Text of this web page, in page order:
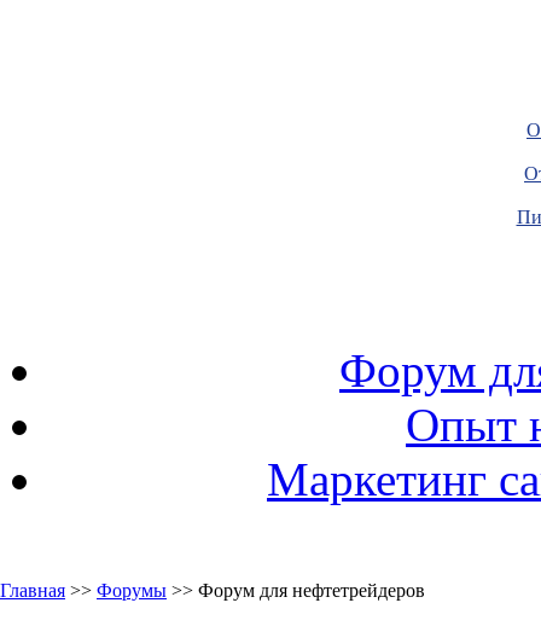
Форум
Опыт
Маркетинг
Главная >> Форумы >> Форум для нефтетрейдеров